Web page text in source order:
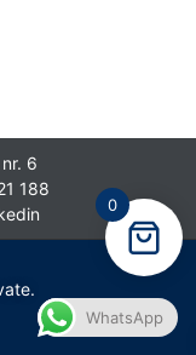
6
188
0
WhatsApp